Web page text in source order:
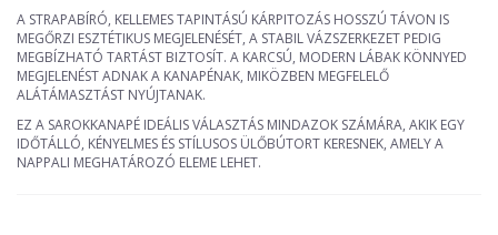
A STRAPABÍRÓ, KELLEMES TAPINTÁSÚ KÁRPITOZÁS HOSSZÚ TÁVON IS
MEGŐRZI ESZTÉTIKUS MEGJELENÉSÉT, A STABIL VÁZSZERKEZET PEDIG
MEGBÍZHATÓ TARTÁST BIZTOSÍT. A KARCSÚ, MODERN LÁBAK KÖNNYED
MEGJELENÉST ADNAK A KANAPÉNAK, MIKÖZBEN MEGFELELŐ
ALÁTÁMASZTÁST NYÚJTANAK.
EZ A SAROKKANAPÉ IDEÁLIS VÁLASZTÁS MINDAZOK SZÁMÁRA, AKIK EGY
IDŐTÁLLÓ, KÉNYELMES ÉS STÍLUSOS ÜLŐBÚTORT KERESNEK, AMELY A
NAPPALI MEGHATÁROZÓ ELEME LEHET.